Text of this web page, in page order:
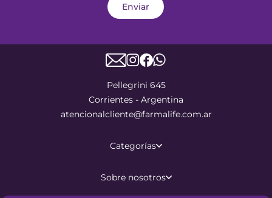
Enviar
Pellegrini 645
Corrientes - Argentina
atencionalcliente@farmalife.com.ar
Categorías
Sobre nosotros